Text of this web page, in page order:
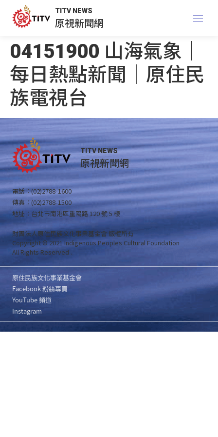
TITV NEWS
原視新聞網
04151900 山海氣象｜
每日熱點新聞｜原住民
族電視台
TITV NEWS
原視新聞網
電話：(02)2788-1600
傳真：(02)2788-1500
地址：台北市南港區重陽路 120 號 5 樓
財團法人原住民族文化事業基金會 版權所有
Copyright © 2021 Indigenous Peoples Cultural Foundation
All Rights Reserved .
原住民族文化事業基金會
Facebook 粉絲專頁
YouTube 頻道
Instagram